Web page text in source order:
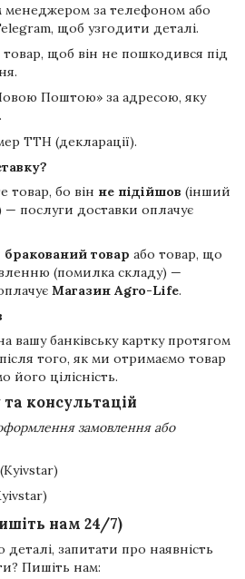
менеджером за телефоном або
щоб узгодити деталі.
товар, щоб він не пошкодився під
Поштою» за адресою, яку
ТТН (декларації).
товар, бо він не підійшов (інший
— послуги доставки оплачує
бракований товар або товар, що
(помилка складу) —
Магазин Agro-Life.
вашу банківську картку протягом
після того, як ми отримаємо товар
його цілісність.
консультацій
замовлення або
(Kyivstar)
нам 24/7)
запитати про наявність
Пишіть нам: